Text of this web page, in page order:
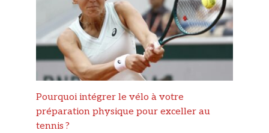
Pourquoi intégrer le vélo à votre
préparation physique pour exceller au
tennis ?